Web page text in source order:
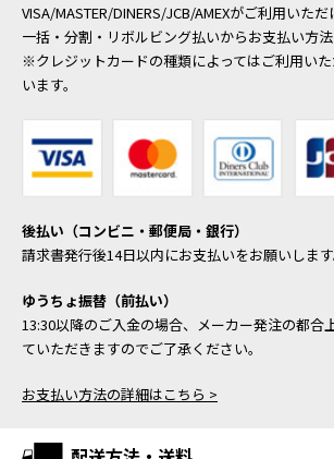
VISA/MASTER/DINERS/JCB/AMEXがご利用いただ
一括・分割・リボルビング払いからお支払い方法
※クレジットカードの種類によってはご利用い
います。
後払い（コンビニ・郵便局・銀行）
請求書発行後14日以内にお支払いをお願いします
ゆうちょ振替（前払い）
13:30以降のご入金の場合、メーカー発注の都合
ていただきますのでご了承ください。
お支払い方法の詳細はこちら >